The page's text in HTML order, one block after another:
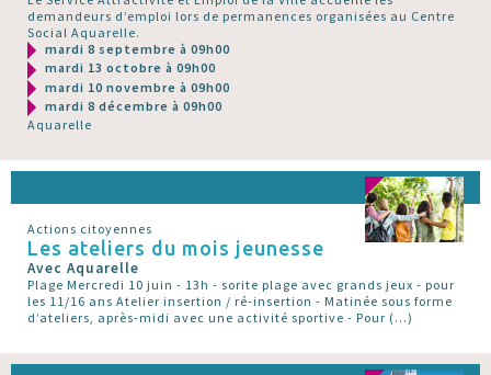
demandeurs d’emploi lors de permanences organisées au Centre
Social Aquarelle.
mardi 8 septembre à 09h00
mardi 13 octobre à 09h00
mardi 10 novembre à 09h00
mardi 8 décembre à 09h00
Aquarelle
Actions citoyennes
Les ateliers du mois jeunesse
Avec Aquarelle
Plage Mercredi 10 juin - 13h - sorite plage avec grands jeux - pour
les 11/16 ans Atelier insertion / ré-insertion - Matinée sous forme
d’ateliers, après-midi avec une activité sportive - Pour (…)